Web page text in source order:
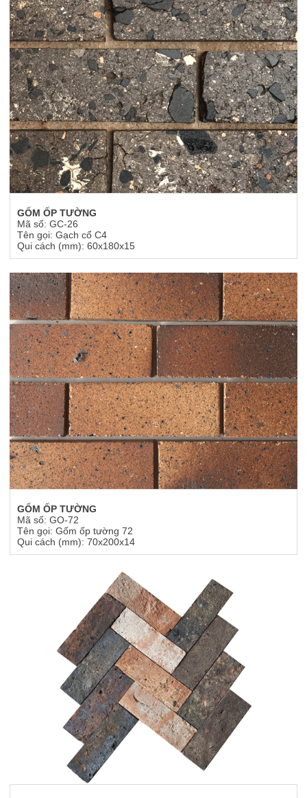
GỐM ỐP TƯỜNG
Mã số: GC-26
Tên gọi: Gạch cổ C4
Qui cách (mm): 60x180x15
GỐM ỐP TƯỜNG
Mã số: GO-72
Tên gọi: Gốm ốp tường 72
Qui cách (mm): 70x200x14